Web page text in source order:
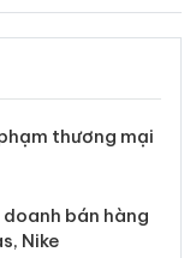
phạm thương